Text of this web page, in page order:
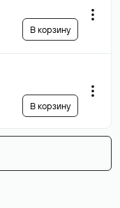
В корзину
В корзину